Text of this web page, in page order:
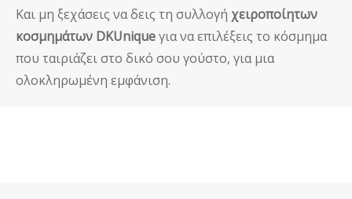
Και μη ξεχάσεις να δεις τη συλλογή χειροποίητων
κοσμημάτων DKUniqueγια να επιλέξεις το κόσμημα
που ταιριάζει στο δικό σου γούστο, για μια
ολοκληρωμένη εμφάνιση.